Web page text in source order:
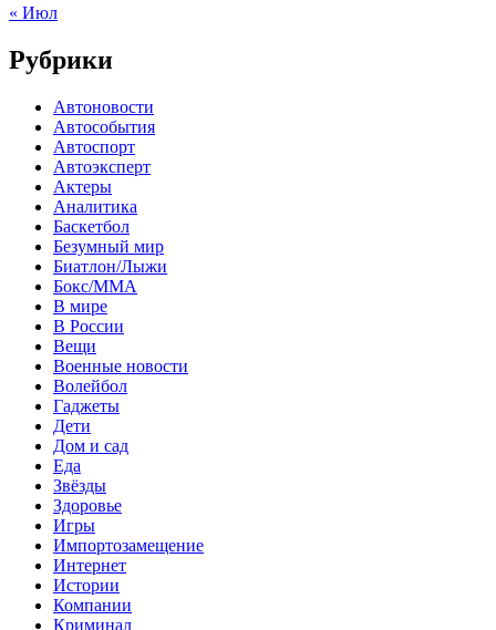
« Июл
Рубрики
Автоновости
Автособытия
Автоспорт
Автоэксперт
Актеры
Аналитика
Баскетбол
Безумный мир
Биатлон/Лыжи
Бокс/MMA
В мире
В России
Вещи
Военные новости
Волейбол
Гаджеты
Дети
Дом и сад
Еда
Звёзды
Здоровье
Игры
Импортозамещение
Интернет
Истории
Компании
Криминал